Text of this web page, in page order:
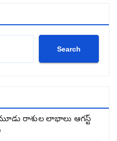
Search
రాశుల లాభాలు ఆగస్ట్